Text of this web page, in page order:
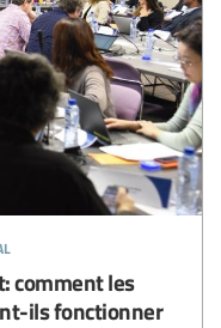
comment les
ils fonctionner